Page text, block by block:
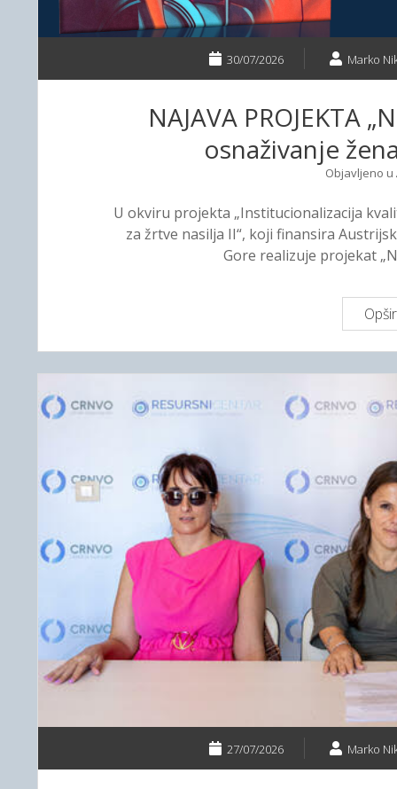
30/07/2026 Marko
NAJAVA PROJEKTA
osnaživanje
Objavljeno u
U okviru projekta „Institucionalizacija
za žrtve nasilja II“, koji finansira
Gore realizuje projekat
27/07/2026 Marko